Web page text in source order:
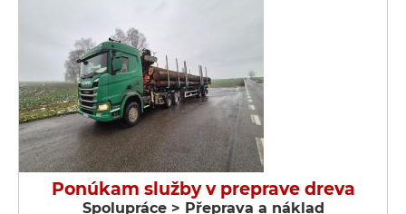
Ponúkam služby v preprave dreva
Spolupráce > Přeprava a náklad